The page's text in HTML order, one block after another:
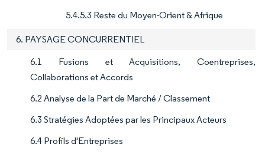
5.4.5.3 Reste du Moyen-Orient & Afrique
6. PAYSAGE CONCURRENTIEL
6.1 Fusions et Acquisitions, Coentreprises,
Collaborations et Accords
6.2 Analyse de la Part de Marché / Classement
6.3 Stratégies Adoptées par les Principaux Acteurs
6.4 Profils d'Entreprises